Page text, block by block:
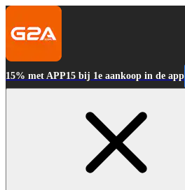
15% met APP15 bij 1e aankoop in de app